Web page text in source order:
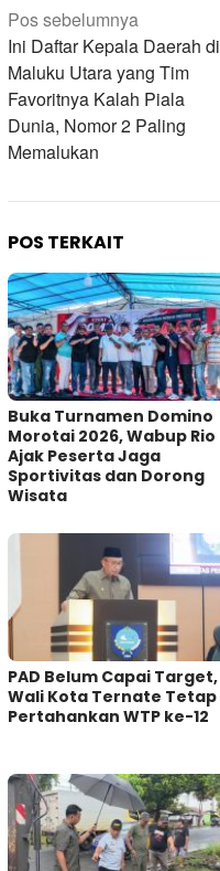
Navigasi
pos
Pos sebelumnya
Ini Daftar Kepala Daerah di
Maluku Utara yang Tim
Favoritnya Kalah Piala
Dunia, Nomor 2 Paling
Memalukan
POS TERKAIT
Buka Turnamen Domino
Morotai 2026, Wabup Rio
Ajak Peserta Jaga
Sportivitas dan Dorong
Wisata
PAD Belum Capai Target,
Wali Kota Ternate Tetap
Pertahankan WTP ke-12